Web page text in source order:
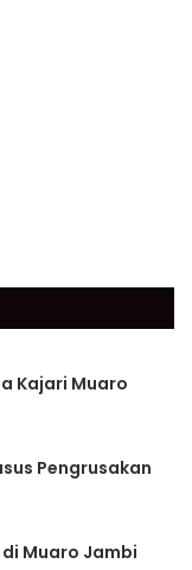
Kajari Muaro
Pengrusakan
Muaro Jambi